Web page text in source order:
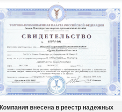
Компания внесена в реестр надежных